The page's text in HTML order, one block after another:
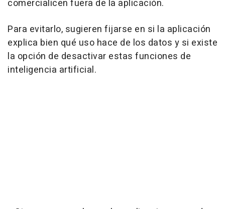
comercialicen fuera de la aplicación.
Para evitarlo, sugieren fijarse en si la aplicación
explica bien qué uso hace de los datos y si existe
la opción de desactivar estas funciones de
inteligencia artificial.